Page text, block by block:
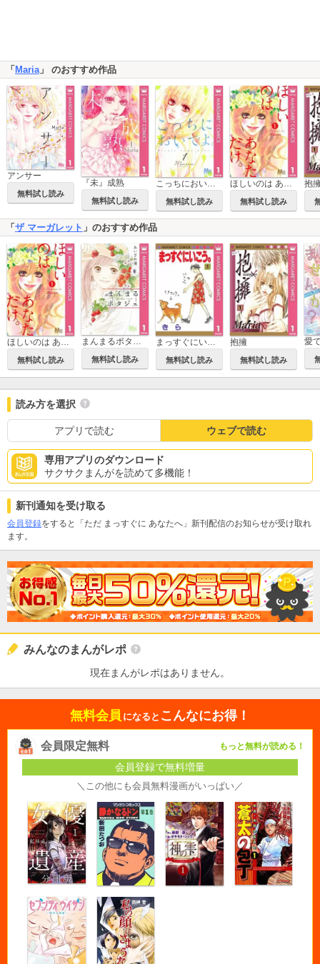
「 Maria 」 のおすすめ作品
アンサー
無料試し読み
『未』成熟
無料試し読み
こっちにおいでよ。
無料試し読み
ほしいのは あなただけ。
無料試し読み
抱
「 ザ マーガレット 」のおすすめ作品
無料試し読み
まんまるポタジェ
無料試し読み 無料試し読み
抱擁
無料試し読み
読み方を選択
アプリで読む ウェブで読む
専用アプリのダウンロード
サクサクまんがを読めて多機能！
新刊通知を受け取る
会員登録をすると「ただ まっすぐに あなたへ」新刊配信のお知らせが受け取れ
ます。
みんなのまんがレポ
現在まんがレポはありません。
無料会員 になると こんなにお得！
会員限定無料 もっと無料が読める！
会員登録で無料増量
＼この他にも会員無料漫画がいっぱい／